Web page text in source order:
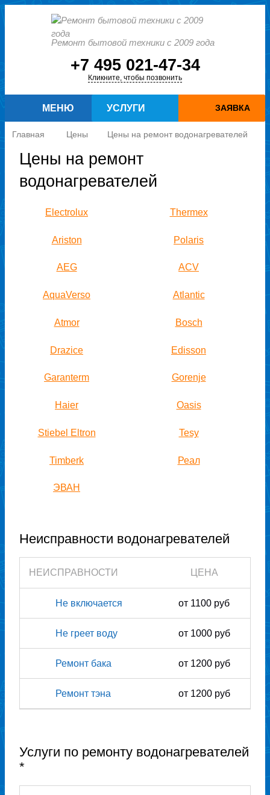
Ремонт бытовой техники с 2009 года
+7 495 021-47-34
Кликните, чтобы позвонить
УСЛУГИ
МЕНЮ ЗАЯВКА
Главная Цены Цены на ремонт водонагревателей
Цены на ремонт
водонагревателей
Electrolux Thermex
Ariston Polaris
AEG ACV
AquaVerso Atlantic
Atmor Bosch
Drazice Edisson
Garanterm Gorenje
Haier Oasis
Stiebel Eltron Tesy
Timberk Реал
ЭВАН
Неисправности водонагревателей
НЕИСПРАВНОСТИ ЦЕНА
Не включается от 1100 руб
Не греет воду от 1000 руб
Ремонт бака от 1200 руб
Ремонт тэна от 1200 руб
Услуги по ремонту водонагревателей
*